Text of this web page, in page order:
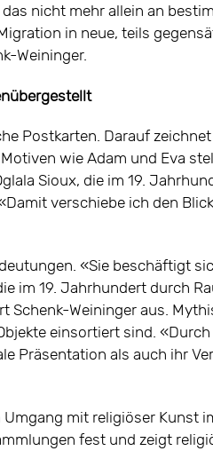
nicht mehr allein an
in neue, teils
Weininger.
Postkarten. Darauf
wie Adam und Eva
Sioux, die im 19.
verschiebe ich den
«Sie beschäftigt
im 19. Jahrhundert durch
Schenk-Weininger aus.
einsortiert sind. «Durch
Präsentation als auch ihr
mit religiöser Kunst
fest und zeigt